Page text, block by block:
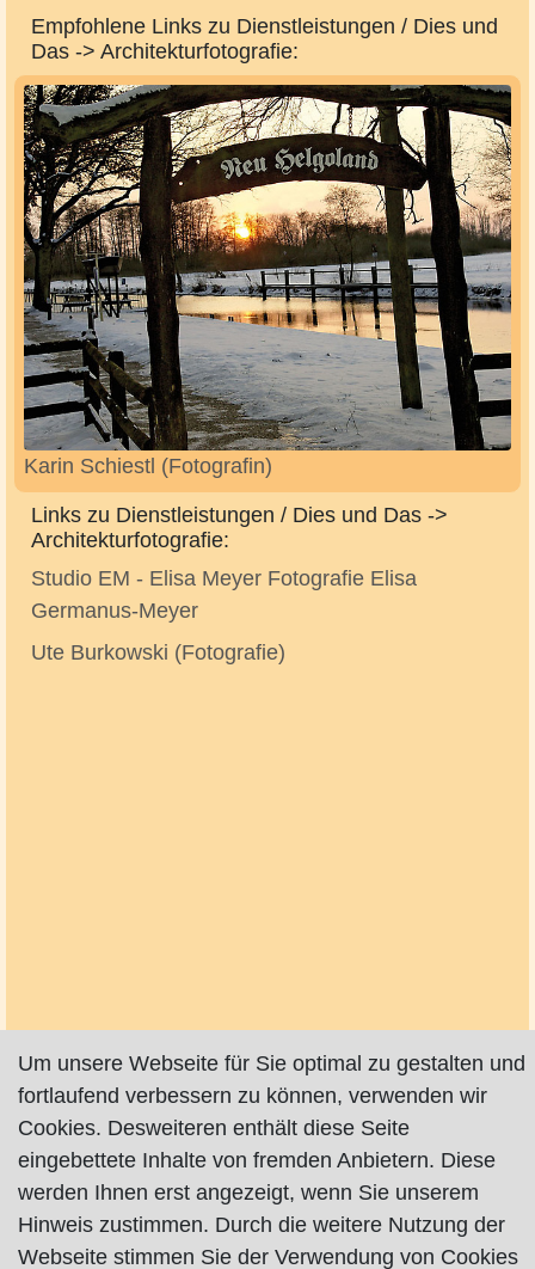
Empfohlene Links zu Dienstleistungen / Dies und
Das -> Architekturfotografie:
Karin Schiestl (Fotografin)
Links zu Dienstleistungen / Dies und Das ->
Architekturfotografie:
Studio EM - Elisa Meyer Fotografie Elisa
Germanus-Meyer
Ute Burkowski (Fotografie)
Um unsere Webseite für Sie optimal zu gestalten und
fortlaufend verbessern zu können, verwenden wir
Cookies. Desweiteren enthält diese Seite
eingebettete Inhalte von fremden Anbietern. Diese
werden Ihnen erst angezeigt, wenn Sie unserem
Hinweis zustimmen. Durch die weitere Nutzung der
Webseite stimmen Sie der Verwendung von Cookies